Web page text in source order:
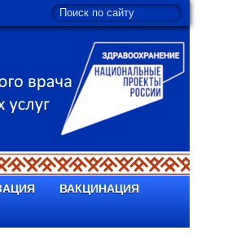
ВАКЦИНАЦИЯ